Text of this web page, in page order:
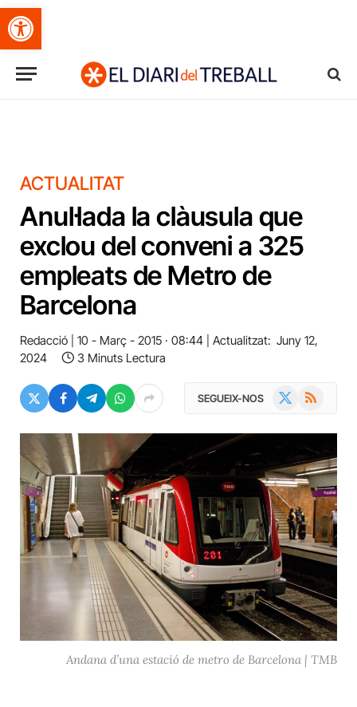
Obre la barra d'eines
ACTUALITAT
Anul·lada la clàusula que
exclou del conveni a 325
empleats de Metro de
Barcelona
Redacció 10 - Març - 2015 · 08:44 Actualitzat: Juny 12,
2024
3 Minuts Lectura
SEGUEIX-NOS RSS
Andana d’una estació de metro de Barcelona | TMB